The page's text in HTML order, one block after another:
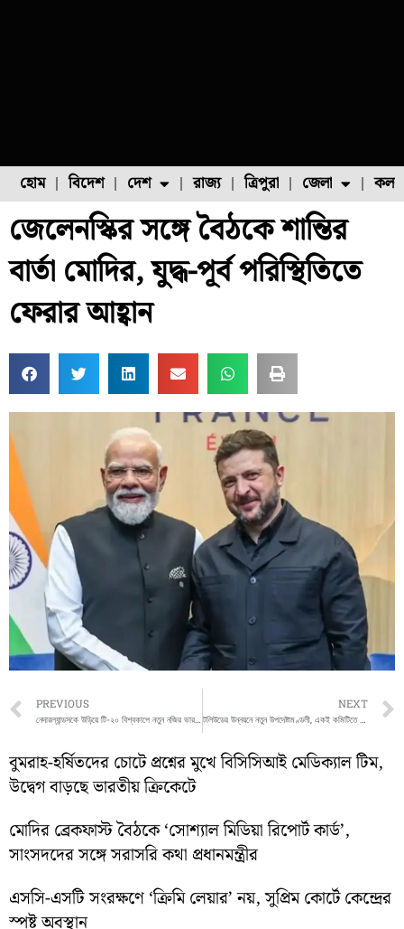
হোম বিদেশ দেশ
ফুল চাষ ফল চাষ মাছ চাষ
রাজ্য ত্রিপুরা জেলা
উত্তর ২৪ পরগনা
জেলেনস্কির সঙ্গে বৈঠকে শান্তির
বার্তা মোদির, যুদ্ধ-পূর্ব পরিস্থিতিতে
ফেরার আহ্বান
Prev
PREVIOUS NEXT
বুমরাহ-হর্ষিতদের চোটে প্রশ্নের মুখে বিসিসিআই মেডিক্যাল টিম,
উদ্বেগ বাড়ছে ভারতীয় ক্রিকেটে
মোদির ব্রেকফাস্ট বৈঠকে ‘সোশ্যাল মিডিয়া রিপোর্ট কার্ড’,
সাংসদদের সঙ্গে সরাসরি কথা প্রধানমন্ত্রীর
এসসি-এসটি সংরক্ষণে ‘ক্রিমি লেয়ার’ নয়, সুপ্রিম কোর্টে কেন্দ্রের
স্পষ্ট অবস্থান